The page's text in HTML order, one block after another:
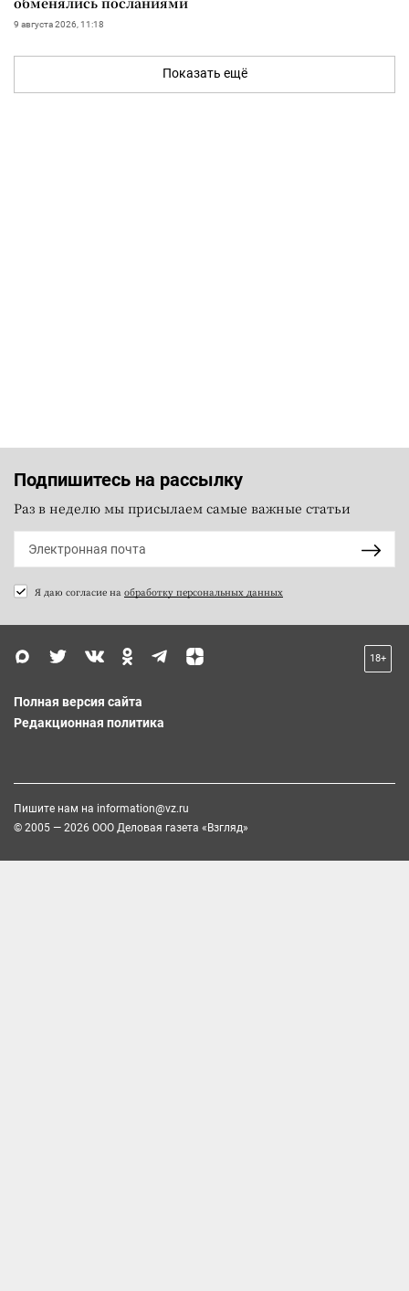
9 августа 2026, 11:18
Показать ещё
Подпишитесь на рассылку
Раз в неделю мы присылаем самые важные статьи
Я даю согласие на обработку персональных данных
18+
Полная версия сайта
Редакционная политика
Пишите нам на information@vz.ru
© 2005 — 2026 ООО Деловая газета «Взгляд»